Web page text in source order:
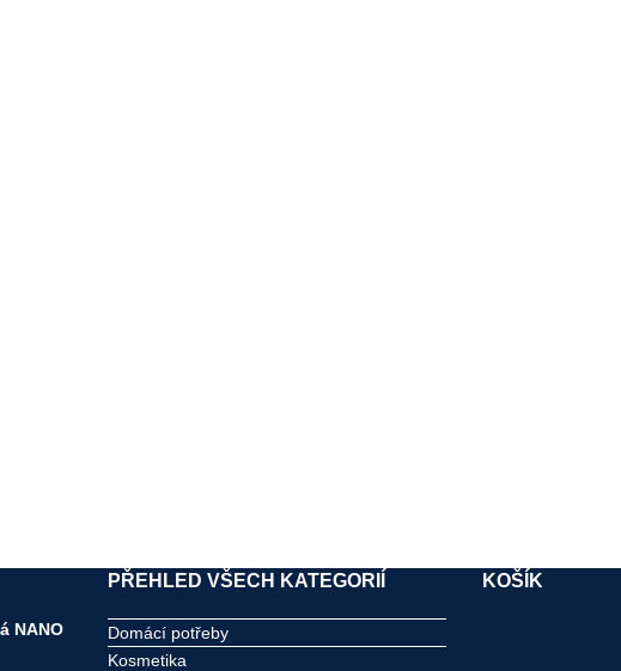
NANO
PŘEHLED VŠECH KATEGORIÍ
Domácí potřeby
Kosmetika
KOŠÍK